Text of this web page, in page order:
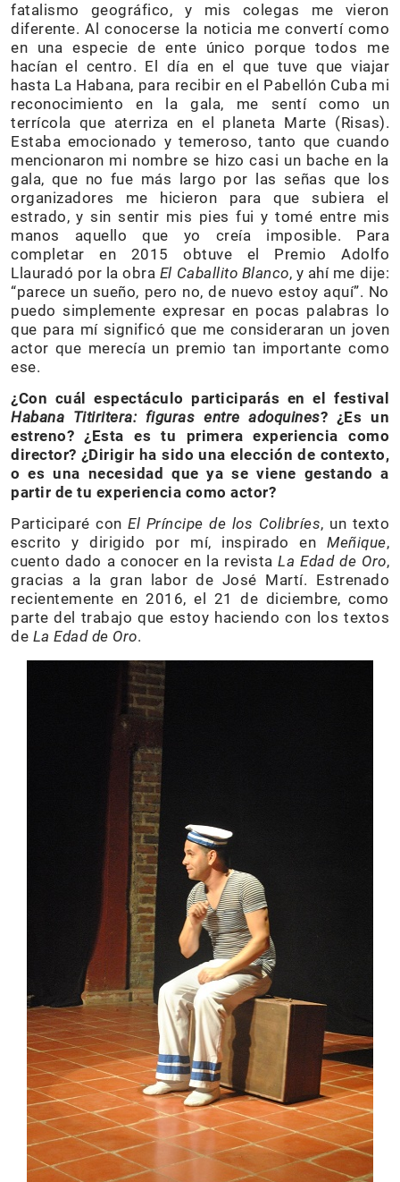
fatalismo geográfico, y mis colegas me vieron
diferente. Al conocerse la noticia me convertí como
en una especie de ente único porque todos me
hacían el centro. El día en el que tuve que viajar
hasta La Habana, para recibir en el Pabellón Cuba mi
reconocimiento en la gala, me sentí como un
terrícola que aterriza en el planeta Marte (Risas).
Estaba emocionado y temeroso, tanto que cuando
mencionaron mi nombre se hizo casi un bache en la
gala, que no fue más largo por las señas que los
organizadores me hicieron para que subiera el
estrado, y sin sentir mis pies fui y tomé entre mis
manos aquello que yo creía imposible. Para
completar en 2015 obtuve el Premio Adolfo
Llauradó por la obra El Caballito Blanco, y ahí me dije:
“parece un sueño, pero no, de nuevo estoy aquí”. No
puedo simplemente expresar en pocas palabras lo
que para mí significó que me consideraran un joven
actor que merecía un premio tan importante como
ese.
¿Con cuál espectáculo participarás en el festival
Habana Titiritera: figuras entre adoquines? ¿Es un
estreno? ¿Esta es tu primera experiencia como
director? ¿Dirigir ha sido una elección de contexto,
o es una necesidad que ya se viene gestando a
partir de tu experiencia como actor?
Participaré con El Príncipe de los Colibríes, un texto
escrito y dirigido por mí, inspirado en Meñique,
cuento dado a conocer en la revistaLa Edad de Oro,
gracias a la gran labor de José Martí. Estrenado
recientemente en 2016, el 21 de diciembre, como
parte del trabajo que estoy haciendo con los textos
de La Edad de Oro.